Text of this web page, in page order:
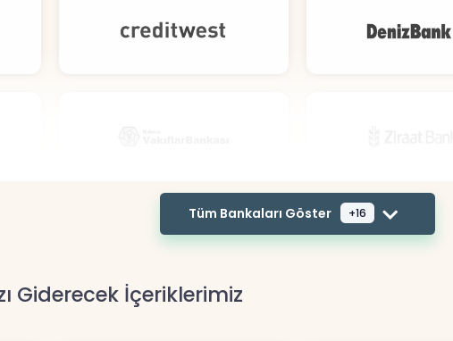
Tüm Bankaları Göster +16
Giderecek İçeriklerimiz